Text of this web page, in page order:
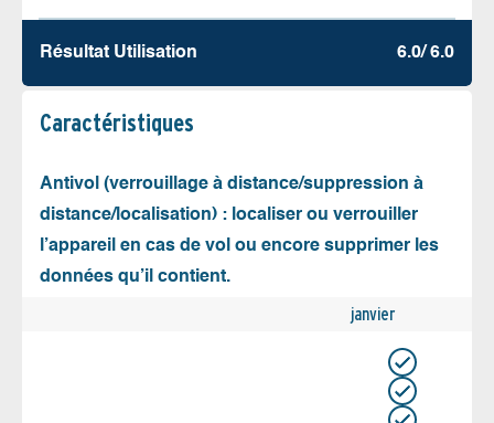
Résultat Utilisation 6.0/ 6.0
Caractéristiques
Antivol (verrouillage à distance/suppression à
distance/localisation) : localiser ou verrouiller
l’appareil en cas de vol ou encore supprimer les
données qu’il contient.
janvier